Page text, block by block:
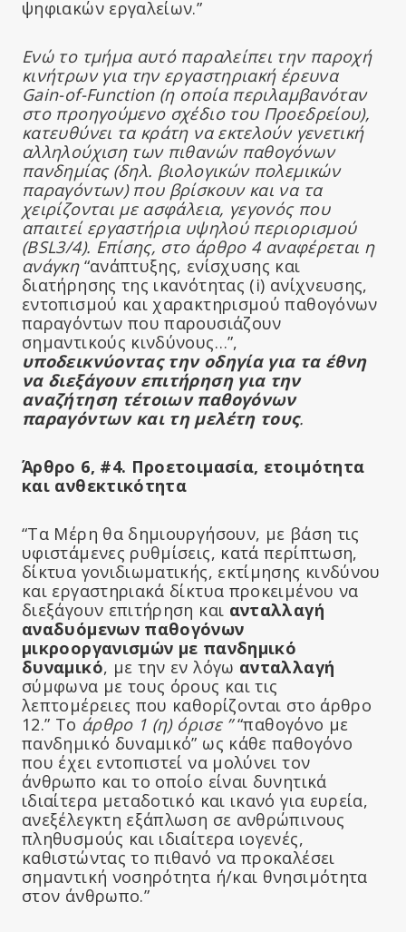
ψηφιακών εργαλείων.”
Ενώ το τμήμα αυτό παραλείπει την παροχή
κινήτρων για την εργαστηριακή έρευνα
Gain-of-Function (η οποία περιλαμβανόταν
στο προηγούμενο σχέδιο του Προεδρείου),
κατευθύνει τα κράτη να εκτελούν γενετική
αλληλούχιση των πιθανών παθογόνων
πανδημίας (δηλ. βιολογικών πολεμικών
παραγόντων) που βρίσκουν και να τα
χειρίζονται με ασφάλεια, γεγονός που
απαιτεί εργαστήρια υψηλού περιορισμού
(BSL3/4). Επίσης, στο άρθρο 4 αναφέρεται η
ανάγκη “ανάπτυξης, ενίσχυσης και
διατήρησης της ικανότητας (i) ανίχνευσης,
εντοπισμού και χαρακτηρισμού παθογόνων
παραγόντων που παρουσιάζουν
σημαντικούς κινδύνους…”,
υποδεικνύοντας την οδηγία για τα έθνη
να διεξάγουν επιτήρηση για την
αναζήτηση τέτοιων παθογόνων
παραγόντων και τη μελέτη τους.
Άρθρο 6, #4. Προετοιμασία, ετοιμότητα
και ανθεκτικότητα
“Τα Μέρη θα δημιουργήσουν, με βάση τις
υφιστάμενες ρυθμίσεις, κατά περίπτωση,
δίκτυα γονιδιωματικής, εκτίμησης κινδύνου
και εργαστηριακά δίκτυα προκειμένου να
διεξάγουν επιτήρηση και ανταλλαγή
αναδυόμενων παθογόνων
μικροοργανισμών με πανδημικό
δυναμικό, με την εν λόγω ανταλλαγή
σύμφωνα με τους όρους και τις
λεπτομέρειες που καθορίζονται στο άρθρο
12.” Το άρθρο 1 (η) όρισε ”“παθογόνο με
πανδημικό δυναμικό” ως κάθε παθογόνο
που έχει εντοπιστεί να μολύνει τον
άνθρωπο και το οποίο είναι δυνητικά
ιδιαίτερα μεταδοτικό και ικανό για ευρεία,
ανεξέλεγκτη εξάπλωση σε ανθρώπινους
πληθυσμούς και ιδιαίτερα ιογενές,
καθιστώντας το πιθανό να προκαλέσει
σημαντική νοσηρότητα ή/και θνησιμότητα
στον άνθρωπο.”